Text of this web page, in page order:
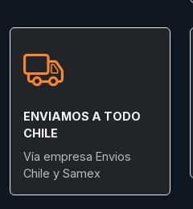
ENVIAMOS A TODO
CHILE
Vía empresa Envios
Chile y Samex